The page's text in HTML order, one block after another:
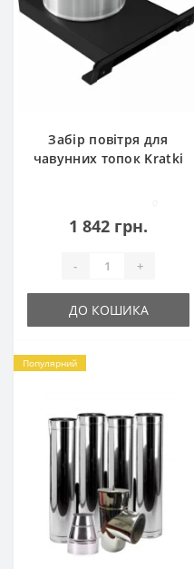
Забір повітря для
чавунних топок Kratki
1 842 грн.
- +
ДО КОШИКА
Популярний